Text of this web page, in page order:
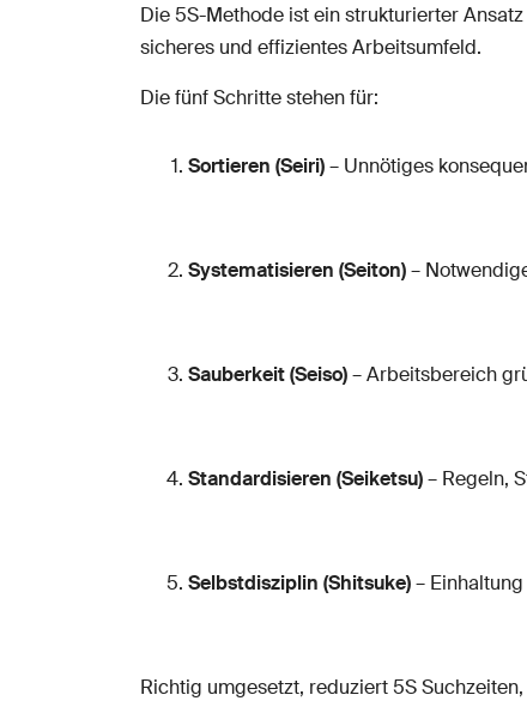
Die 5S-Methode ist ein strukturierter
sicheres und effizientes Arbeitsumfeld.
Die fünf Schritte stehen für:
Sortieren (Seiri)– Unnötiges
Systematisieren (Seiton)–
Sauberkeit (Seiso)– Arbeitsbereich
Standardisieren (Seiketsu)– Regeln,
Selbstdisziplin (Shitsuke)–
Richtig umgesetzt, reduziert 5S